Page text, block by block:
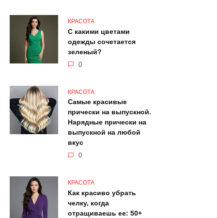
КРАСОТА
С какими цветами
одежды сочетается
зеленый?
0
КРАСОТА
Самые красивые
прически на выпускной.
Нарядные прически на
выпускной на любой
вкус
0
КРАСОТА
Как красиво убрать
челку, когда
отращиваешь ее: 50+